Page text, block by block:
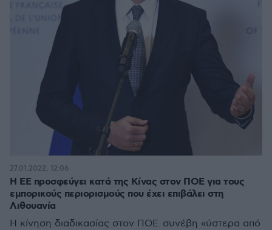
Η ΕΕ προσφεύγει κατά της Κίνας στον ΠΟΕ για τους
εμπορικούς περιορισμούς που έχει επιβάλει στη
Λιθουανία
Η κίνηση διαδικασίας στον ΠΟΕ συνέβη «ύστερα από
27.01.2022, 12:06